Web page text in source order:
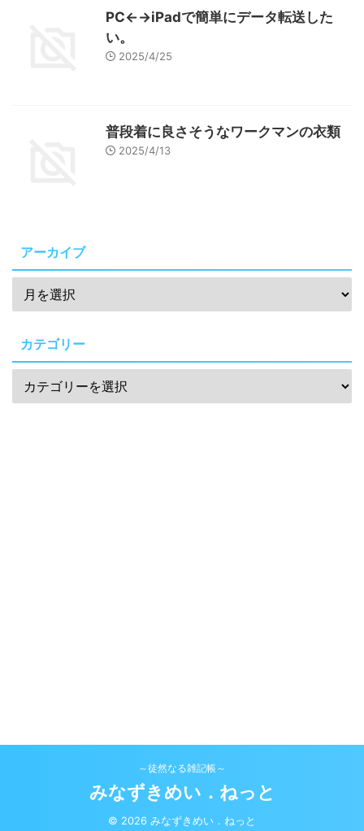
PC←→iPadで簡単にデータ転送した
い。
2025/4/25
普段着に良さそうなワークマンの衣類
2025/4/13
アーカイブ
カテゴリー
～徒然なる雑記帳～
みなずきめい．ねっと
© 2026 みなずきめい．ねっと